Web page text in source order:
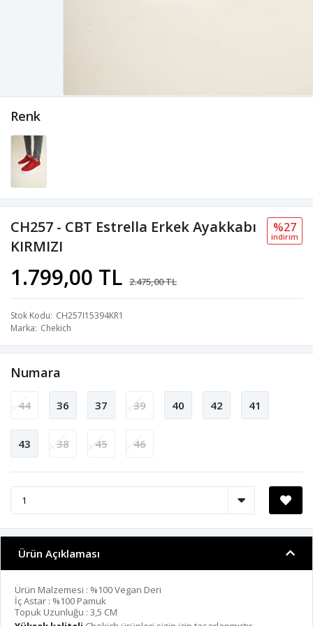
CH257 - CBT Estrella Erkek Ayakkabı
KIRMIZI
1.799,00 TL 2.475,00 TL
%27
i̇ndi̇ri̇m
Stok Kodu CH257I15394KR1
Marka Chekich
Renk
Numara
44 36 37 39 40 42 41
43 38 45 46
Ürün Açıklaması
Ürün Malzemesi : %100 Vegan Deri
İç Astar : %100 Pamuk
Topuk Uzunluğu : 3,5 CM